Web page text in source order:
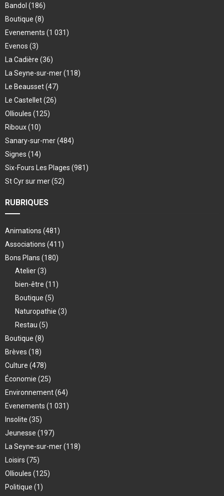
Bandol (186)
Boutique (8)
Evenements (1 031)
Evenos (3)
La Cadière (36)
La Seyne-sur-mer(118)
Le Beausset(47)
Le Castellet(26)
Ollioules (125)
Riboux(10)
Sanary-sur-mer(484)
Signes (14)
Six-Fours Les Plages (981)
St Cyr sur mer(52)
RUBRIQUES
Animations (481)
Associations (411)
Bons Plans (180)
Atelier(3)
bien-être (11)
Boutique (5)
Naturopathie (3)
Restau (5)
Boutique (8)
Brèves (18)
Culture (478)
Économie (25)
Environnement(64)
Evenements (1 031)
Insolite (35)
Jeunesse (197)
La Seyne-sur-mer(118)
Loisirs (75)
Ollioules (125)
Politique (1)